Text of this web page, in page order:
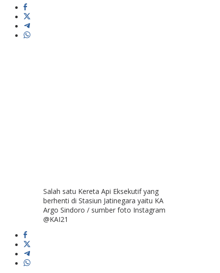
Salah satu Kereta Api Eksekutif yang
berhenti di Stasiun Jatinegara yaitu KA
Argo Sindoro / sumber foto Instagram
@KAI21